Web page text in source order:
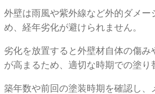
外壁は雨風や紫外線など外的ダメー
め、経年劣化が避けられません。
劣化を放置すると外壁材自体の傷み
が高まるため、適切な時期での塗り
築年数や前回の塗装時期を確認し、